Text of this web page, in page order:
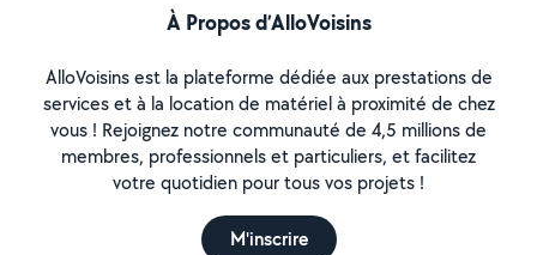
À Propos d’AlloVoisins
AlloVoisins est la plateforme dédiée aux prestations de
services et à la location de matériel à proximité de chez
vous ! Rejoignez notre communauté de 4,5 millions de
membres, professionnels et particuliers, et facilitez
votre quotidien pour tous vos projets !
M'inscrire